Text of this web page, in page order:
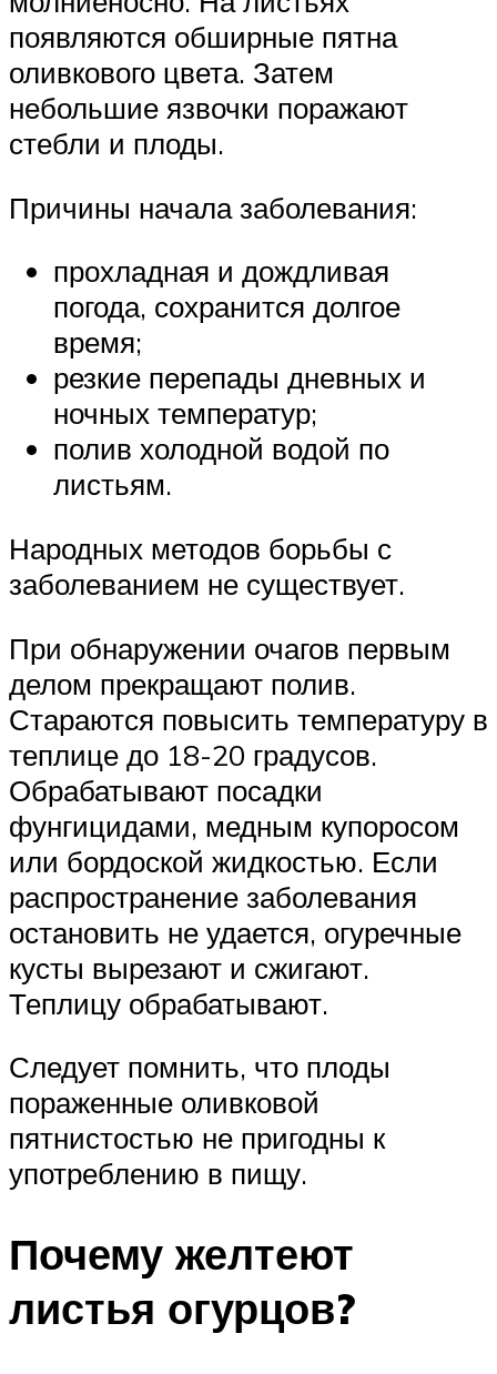
появляются обширные пятна
оливкового цвета. Затем
небольшие язвочки поражают
стебли и плоды.
Причины начала заболевания:
прохладная и дождливая
погода, сохранится долгое
время;
резкие перепады дневных и
ночных температур;
полив холодной водой по
листьям.
Народных методов борьбы с
заболеванием не существует.
При обнаружении очагов первым
делом прекращают полив.
Стараются повысить температуру в
теплице до 18-20 градусов.
Обрабатывают посадки
фунгицидами, медным купоросом
или бордоской жидкостью. Если
распространение заболевания
остановить не удается, огуречные
кусты вырезают и сжигают.
Теплицу обрабатывают.
Следует помнить, что плоды
пораженные оливковой
пятнистостью не пригодны к
употреблению в пищу.
Почему желтеют
листья огурцов?